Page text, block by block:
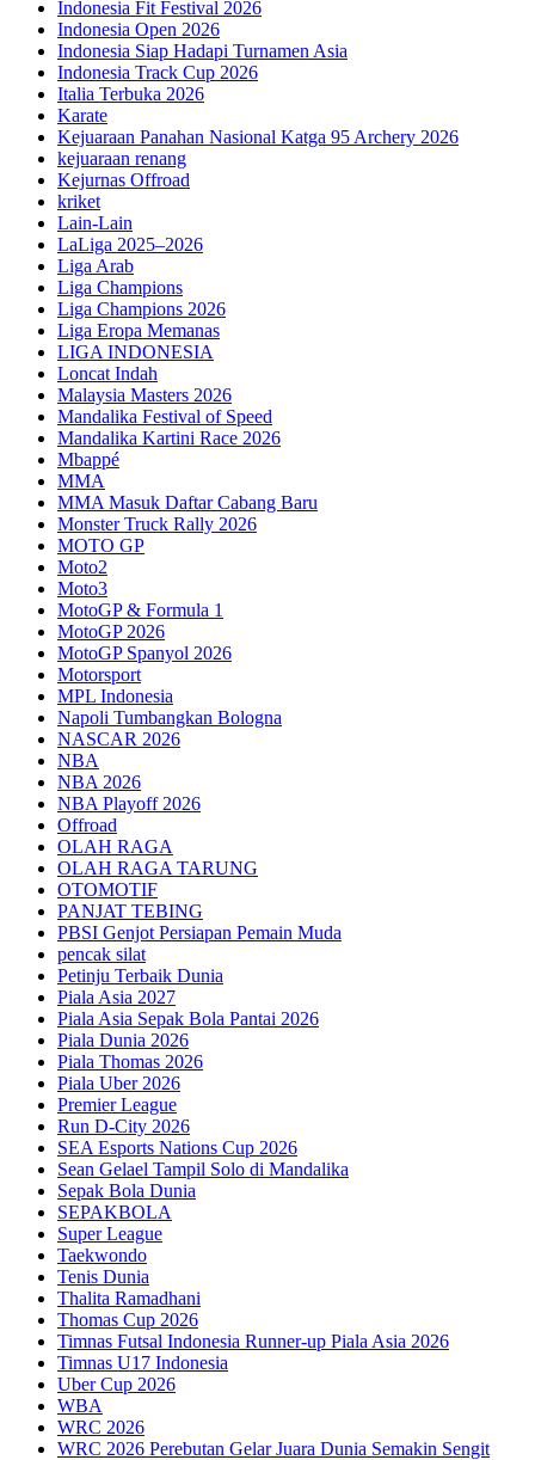
Indonesia Fit Festival 2026
Indonesia Open 2026
Indonesia Siap Hadapi Turnamen Asia
Indonesia Track Cup 2026
Italia Terbuka 2026
Karate
Kejuaraan Panahan Nasional Katga 95 Archery 2026
kejuaraan renang
Kejurnas Offroad
kriket
Lain-Lain
LaLiga 2025–2026
Liga Arab
Liga Champions
Liga Champions 2026
Liga Eropa Memanas
LIGA INDONESIA
Loncat Indah
Malaysia Masters 2026
Mandalika Festival of Speed
Mandalika Kartini Race 2026
Mbappé
MMA
MMA Masuk Daftar Cabang Baru
Monster Truck Rally 2026
MOTO GP
Moto2
Moto3
MotoGP & Formula 1
MotoGP 2026
MotoGP Spanyol 2026
Motorsport
MPL Indonesia
Napoli Tumbangkan Bologna
NASCAR 2026
NBA
NBA 2026
NBA Playoff 2026
Offroad
OLAH RAGA
OLAH RAGA TARUNG
OTOMOTIF
PANJAT TEBING
PBSI Genjot Persiapan Pemain Muda
pencak silat
Petinju Terbaik Dunia
Piala Asia 2027
Piala Asia Sepak Bola Pantai 2026
Piala Dunia 2026
Piala Thomas 2026
Piala Uber 2026
Premier League
Run D-City 2026
SEA Esports Nations Cup 2026
Sean Gelael Tampil Solo di Mandalika
Sepak Bola Dunia
SEPAKBOLA
Super League
Taekwondo
Tenis Dunia
Thalita Ramadhani
Thomas Cup 2026
Timnas Futsal Indonesia Runner-up Piala Asia 2026
Timnas U17 Indonesia
Uber Cup 2026
WBA
WRC 2026
WRC 2026 Perebutan Gelar Juara Dunia Semakin Sengit